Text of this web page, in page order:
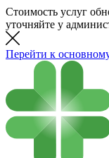
Стоимость услуг
уточняйте у
Перейти к